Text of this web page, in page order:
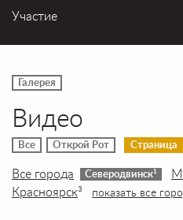
Участие
Галерея
Видео
Все Открой Рот Страница
Все города Северодвинск1
Красноярск3 показать все